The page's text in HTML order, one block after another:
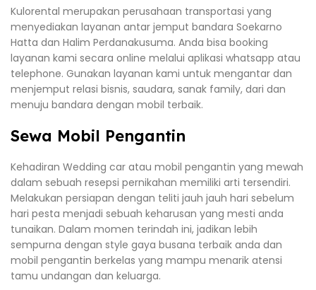
Kulorental merupakan perusahaan transportasi yang
menyediakan layanan antar jemput bandara Soekarno
Hatta dan Halim Perdanakusuma. Anda bisa booking
layanan kami secara online melalui aplikasi whatsapp atau
telephone. Gunakan layanan kami untuk mengantar dan
menjemput relasi bisnis, saudara, sanak family, dari dan
menuju bandara dengan mobil terbaik.
Sewa Mobil Pengantin
Kehadiran Wedding car atau mobil pengantin yang mewah
dalam sebuah resepsi pernikahan memiliki arti tersendiri.
Melakukan persiapan dengan teliti jauh jauh hari sebelum
hari pesta menjadi sebuah keharusan yang mesti anda
tunaikan. Dalam momen terindah ini, jadikan lebih
sempurna dengan style gaya busana terbaik anda dan
mobil pengantin berkelas yang mampu menarik atensi
tamu undangan dan keluarga.